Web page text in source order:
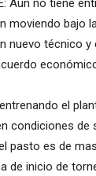
Aún no tiene
moviendo bajo
nuevo técnico
el
condiciones de
pasto es de
de inicio de